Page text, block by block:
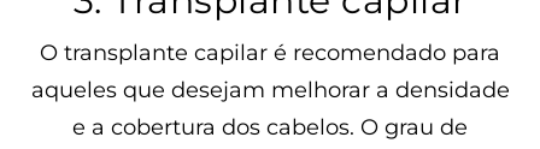
O transplante capilar é recomendado para
aqueles que desejam melhorar a densidade
e a cobertura dos cabelos. O grau de